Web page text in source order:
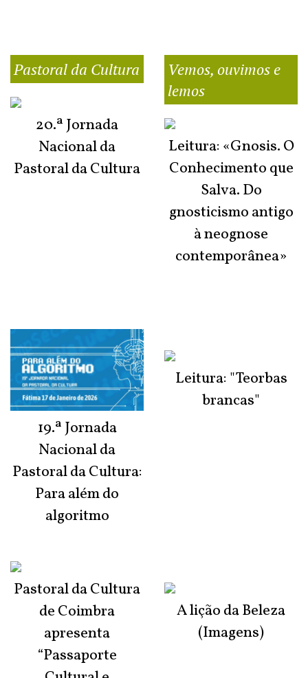
Pastoral da Cultura
20.ª Jornada
Nacional da
Pastoral da Cultura
19.ª Jornada
Nacional da
Pastoral da Cultura:
Para além do
algoritmo
Pastoral da Cultura
de Coimbra
apresenta
“Passaporte
Vemos, ouvimos e
lemos
Leitura: «Gnosis. O
Conhecimento que
Salva. Do
gnosticismo antigo
à neognose
contemporânea»
Leitura: "Teorbas
brancas"
A lição da Beleza
(Imagens)